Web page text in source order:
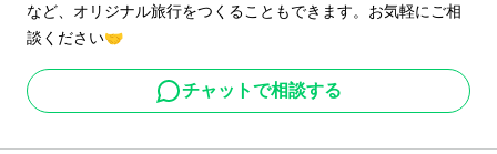
など、オリジナル旅行をつくることもできます。お気軽にご相
談ください🤝
チャットで相談する